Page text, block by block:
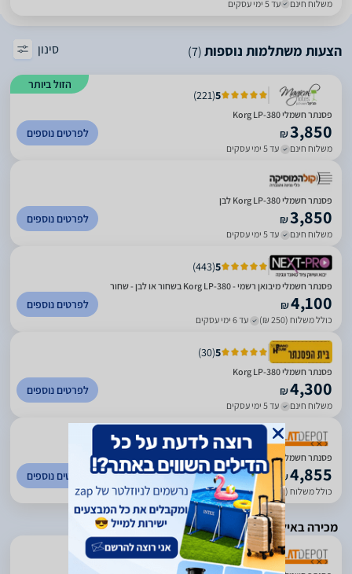
משלוח חינם עד 5 ימי עסקים
הצעות משתלמות נוספות(7) סינון
הזול ביותר
5
(
221
)
פסנתר חשמלי Korg LP-380
₪3,850
משלוח חינם עד 5 ימי עסקים
לפרטים נוספים
פסנתר חשמלי Korg LP-380 לבן
₪3,850
משלוח חינם עד 5 ימי עסקים
לפרטים נוספים
5
(
443
)
פסנתר חשמלי מיבואן רשמי - Korg LP-380 בשחור או לבן - שחור
₪4,100
כולל משלוח (250 ₪) עד 6 ימי עסקים
לפרטים נוספים
5
(
30
)
פסנתר חשמלי Korg LP-380
₪4,300
משלוח חינם עד 5 ימי עסקים
לפרטים נוספים
0
(
100
)
פסנתר חשמלי KORG LP380
₪4,855
כולל משלוח (35 ₪) עד 7 ימי עסקים
לפרטים נוספים
מכירה באילת בלבד
0
(
100
)